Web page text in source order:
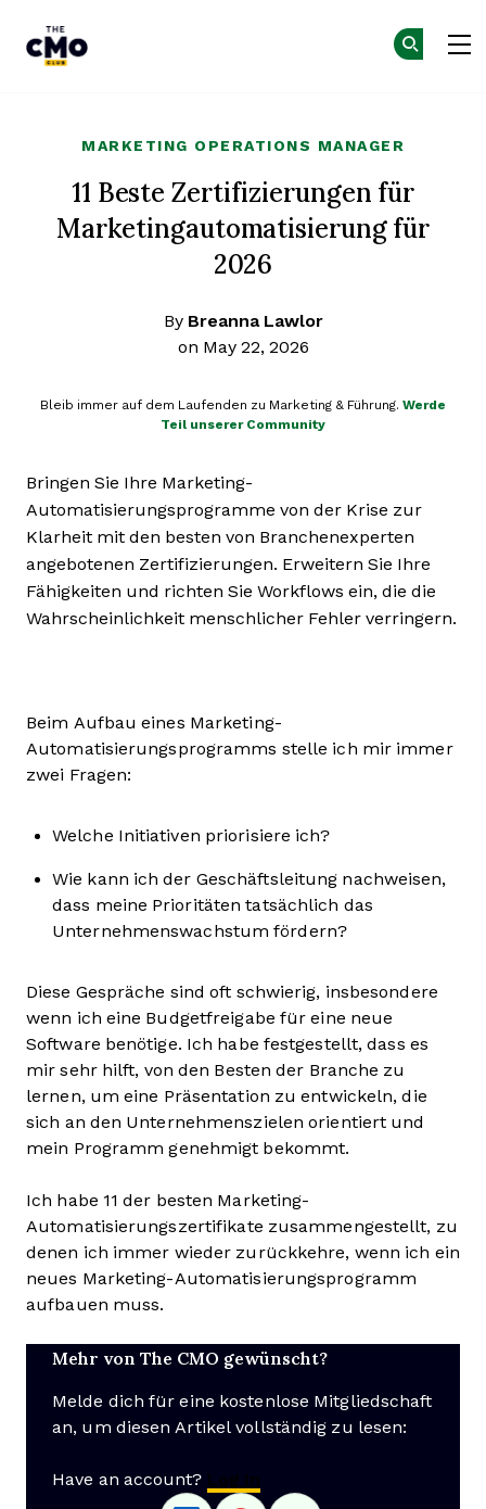
MARKETING OPERATIONS MANAGER
11 Beste Zertifizierungen für
Marketingautomatisierung für
2026
By Breanna Lawlor
on May 22, 2026
Bleib immer auf dem Laufenden zu Marketing & Führung. Werde
Teil unserer Community
Bringen Sie Ihre Marketing-
Automatisierungsprogramme von der Krise zur
Klarheit mit den besten von Branchenexperten
angebotenen Zertifizierungen. Erweitern Sie Ihre
Fähigkeiten und richten Sie Workflows ein, die die
Wahrscheinlichkeit menschlicher Fehler verringern.
Beim Aufbau eines Marketing-
Automatisierungsprogramms stelle ich mir immer
zwei Fragen:
Welche Initiativen priorisiere ich?
Wie kann ich der Geschäftsleitung nachweisen,
dass meine Prioritäten tatsächlich das
Unternehmenswachstum fördern?
Diese Gespräche sind oft schwierig, insbesondere
wenn ich eine Budgetfreigabe für eine neue
Software benötige. Ich habe festgestellt, dass es
mir sehr hilft, von den Besten der Branche zu
lernen, um eine Präsentation zu entwickeln, die
sich an den Unternehmenszielen orientiert und
mein Programm genehmigt bekommt.
Ich habe 11 der besten Marketing-
Automatisierungszertifikate zusammengestellt, zu
denen ich immer wieder zurückkehre, wenn ich ein
neues Marketing-Automatisierungsprogramm
aufbauen muss.
Mehr von The CMO gewünscht?
Melde dich für eine kostenlose Mitgliedschaft
an, um diesen Artikel vollständig zu lesen:
Have an account? Log In